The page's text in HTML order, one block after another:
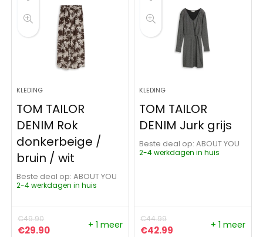
KLEDING
TOM TAILOR
DENIM Rok
donkerbeige /
bruin / wit
Beste deal op:
ABOUT YOU
2-4 werkdagen in huis
€49.90
Oorspronkelijke prijs was: €49.90.
€29.90Huidige prijs is: €29.90.
+ 1 meer
KLEDING
TOM TAILOR
DENIM Jurk grijs
Beste deal op:
ABOUT YOU
2-4 werkdagen in huis
€44.99
Oorspronkelijke prijs
€42.99 Huidige prijs is:
+ 1 meer